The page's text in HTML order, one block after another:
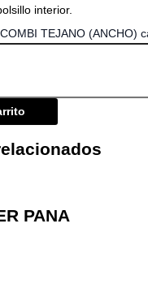
interior.
TEJANO (ANCHO)
PANA